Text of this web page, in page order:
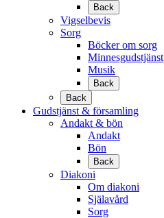
Back
Vigselbevis
Sorg
Böcker om sorg
Minnesgudstjänst
Musik
Back
Back
Gudstjänst & församling
Andakt & bön
Andakt
Bön
Back
Diakoni
Om diakoni
Själavård
Sorg